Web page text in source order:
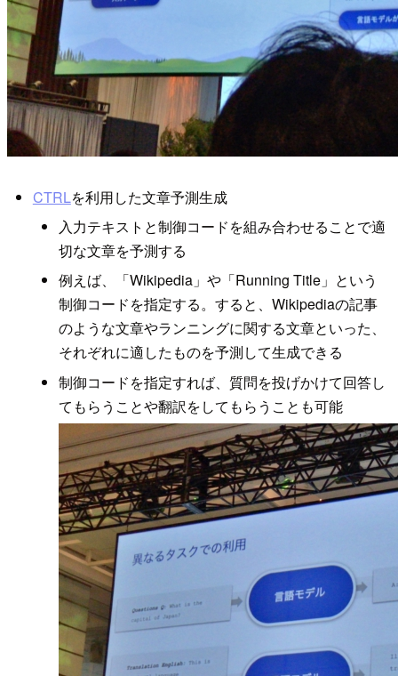
CTRLを利用した文章予測生成
入力テキストと制御コードを組み合わせることで適
切な文章を予測する
例えば、「Wikipedia」や「Running Title」という
制御コードを指定する。すると、Wikipediaの記事
のような文章やランニングに関する文章といった、
それぞれに適したものを予測して生成できる
制御コードを指定すれば、質問を投げかけて回答し
てもらうことや翻訳をしてもらうことも可能